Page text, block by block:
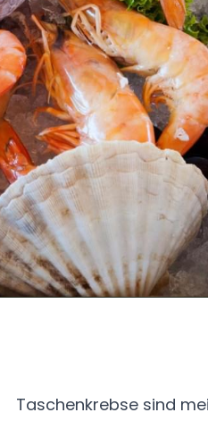
Taschenkrebse sind